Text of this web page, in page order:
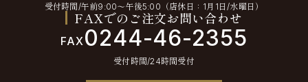
受付時間/午前9:00〜午後5:00（店休日：1月1日/水曜日）
FAXでのご注文お問い合わせ
FAX 0244-46-2355
受付時間/24時間受付